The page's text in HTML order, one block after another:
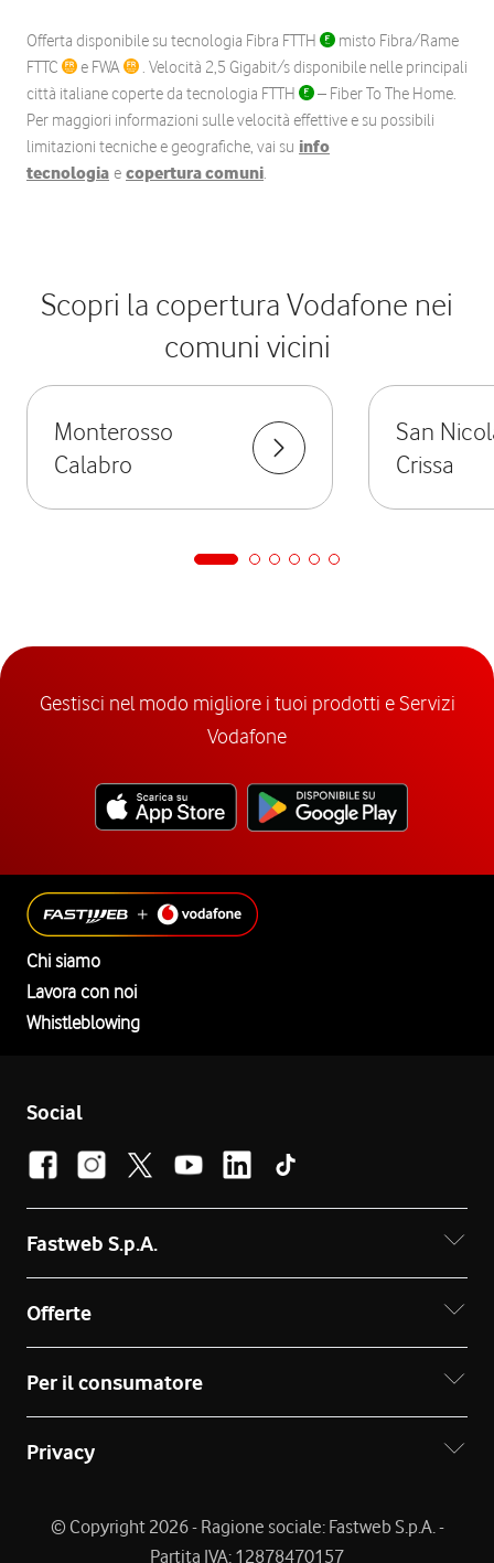
Offerta disponibile su tecnologia Fibra FTTH
misto Fibra/Rame
FTTC
e FWA
. Velocità 2,5 Gigabit/s disponibile nelle principali
città italiane coperte da tecnologia FTTH
– Fiber To The Home.
Per maggiori informazioni sulle velocità effettive e su possibili
limitazioni tecniche e geografiche, vai su info
tecnologia e copertura comuni.
Scopri la copertura Vodafone nei
comuni vicini
Monterosso
Calabro
San
Crissa
Gestisci nel modo migliore i tuoi prodotti e Servizi
Vodafone
Chi siamo
Lavora con noi
Whistleblowing
Social
Fastweb S.p.A.
Offerte
Per il consumatore
Privacy
© Copyright 2026 - Ragione sociale: Fastweb S.p.A. -
Partita IVA: 12878470157